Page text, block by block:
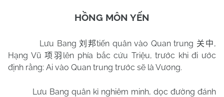
HỒNG MÔN YẾN
Lưu Bang刘邦tiến quân vào Quan trung 关中,
Hạng Vũ项羽 lên phía bắc cứu Triệu, trước khi đi ước
định rằng: Ai vào Quan trung trước sẽ là Vương.
Lưu Bang quân kỉ nghiêm minh, dọc đường đánh